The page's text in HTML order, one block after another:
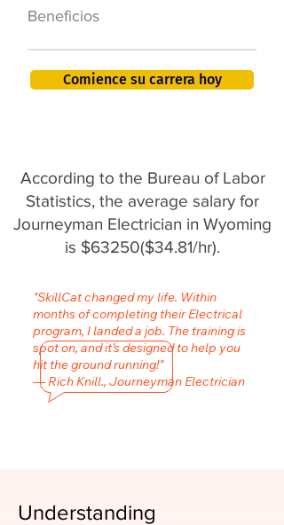
Beneficios
Comience su carrera hoy
According to the Bureau of Labor
Statistics, the average salary for
Journeyman Electrician in Wyoming
is $63250($34.81/hr).
"SkillCat changed my life. Within
months of completing their Electrical
program, I landed a job. The training is
spot on, and it’s designed to help you
hit the ground running!"
— Rich Knill., Journeyman Electrician
Understanding